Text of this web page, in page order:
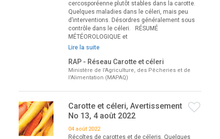
cercosporéenne plutôt stables dans la carotte.
Quelques maladies dans le céleri, mais peu
d’interventions. Désordres généralement sous
contrôle dans le céleri. RÉSUMÉ
MÉTÉOROLOGIQUE et
Lire la suite
RAP - Réseau Carotte et céleri
Ministère de l'Agriculture, des Pêcheries et de
l'Alimentation (MAPAQ)
Carotte et céleri, Avertissement
No 13, 4 août 2022
04 août 2022
Récoltes de carottes et de céleris. Quelques